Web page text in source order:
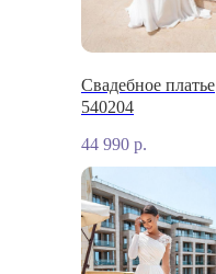
Свадебное платье
540204
44 990 р.